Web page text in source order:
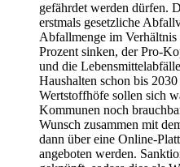
gefährdet werden dürfen.
erstmals gesetzliche
Abfallmenge im
Prozent sinken, der Pro-
und die
Haushalten schon bis
Wertstoffhöfe sollen sich
Kommunen noch
Wunsch zusammen mit
dann über eine Online-
angeboten werden.